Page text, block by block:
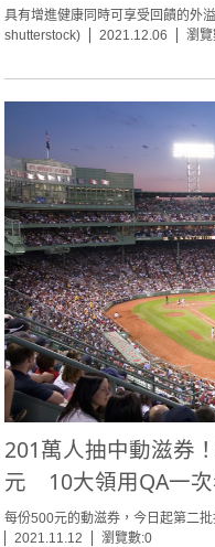
具有增進健康同時可享受回饋的外
shutterstock)
2021.12.06 瀏
201萬人抽中動滋券
元 10大領用QA一
每份500元的動滋券，今日起第二
2021.11.12
瀏覽數:0